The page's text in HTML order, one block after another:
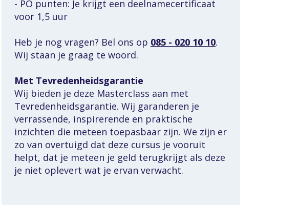
- PO punten: Je krijgt een deelnamecertificaat
voor 1,5 uur
Heb je nog vragen? Bel ons op 085 - 020 10 10.
Wij staan je graag te woord.
Met Tevredenheidsgarantie
Wij bieden je deze Masterclass aan met
Tevredenheidsgarantie. Wij garanderen je
verrassende, inspirerende en praktische
inzichten die meteen toepasbaar zijn. We zijn er
zo van overtuigd dat deze cursus je vooruit
helpt, dat je meteen je geld terugkrijgt als deze
je niet oplevert wat je ervan verwacht.